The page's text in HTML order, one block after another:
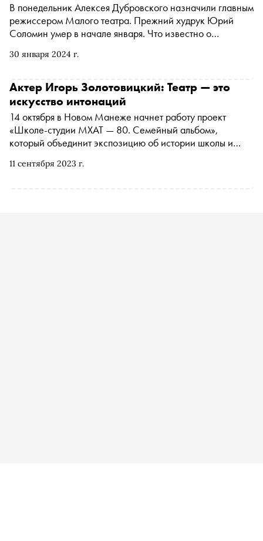
30 января 2024 г.
В понедельник Алексея Дубровского назначили главным
режиссером Малого театра. Прежний худрук Юрий
Соломин умер в начале января. Что известно о
материале «Сноба»
11 сентября 2023 г.
Актер Игорь Золотовицкий: Театр — это
искусство интонаций
14 октября в Новом Манеже начнет работу проект
«Школе-студии МХАТ — 80. Семейный альбом»,
который объединит экспозицию об истории школы и
«Сноб» поговорил с ректором школы-студии Игорем